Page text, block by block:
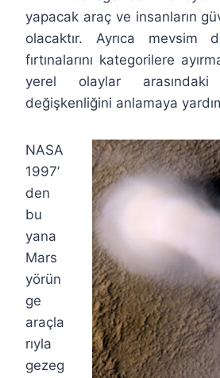
yapacak araç ve insanların
olacaktır. Ayrıca mevsim
fırtınalarını kategorilere
yerel olaylar
değişkenliğini anlamaya
NASA
1997’
den
bu
yana
Mars
yörün
ge
araçla
rıyla
gezeg